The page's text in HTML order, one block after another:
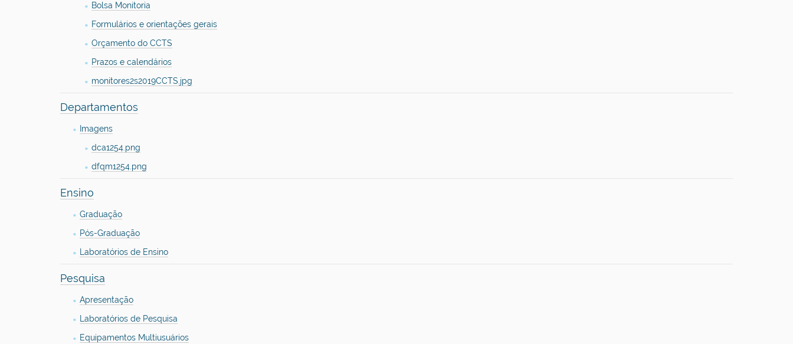
Bolsa Monitoria
Formulários e orientações gerais
Orçamento do CCTS
Prazos e calendários
monitores2s2019CCTS.jpg
Departamentos
Imagens
dca1254.png
dfqm1254.png
Ensino
Graduação
Pós-Graduação
Laboratórios de Ensino
Pesquisa
Apresentação
Laboratórios de Pesquisa
Equipamentos Multiusuários